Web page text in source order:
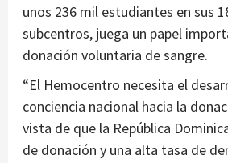
unos 236 mil estudiantes en sus
subcentros, juega un papel
donación voluntaria de sangre.
“El Hemocentro necesita el
conciencia nacional hacia la
vista de que la República
de donación y una alta tasa de